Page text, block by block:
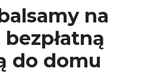
na
do domu